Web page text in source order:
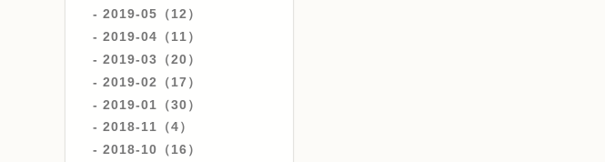
2019-05（12）
2019-04（11）
2019-03（20）
2019-02（17）
2019-01（30）
2018-11（4）
2018-10（16）